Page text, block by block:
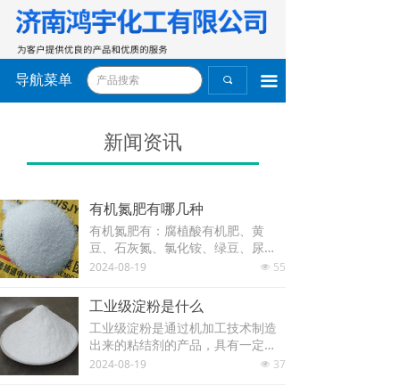
끠 끀
导航菜单
新闻资讯
有机氮肥有哪几种
有机氮肥有：腐植酸有机肥、黄
豆、石灰氮、氯化铵、绿豆、尿
素、玉米棒、碳酸氢铵、液氨、雨
넶 55
2024-08-19
工业级淀粉是什么
工业级淀粉是通过机加工技术制造
出来的粘结剂的产品，具有一定的
热稳定性、凝沉性、溶解性、透明
넶 37
2024-08-19